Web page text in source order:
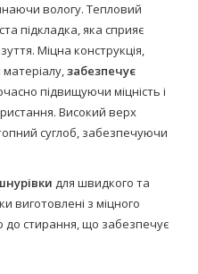
вологу. Тепловий
підкладка, яка сприяє
Міцна конструкція,
забезпечує
підвищуючи міцність і
Високий верх
суглоб, забезпечуючи
для швидкого та
виготовлені з міцного
до стирання, що забезпечує